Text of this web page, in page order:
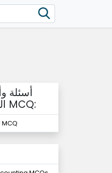
المحاسبة الإدارية MCQ:
أسئلة وأجوبة في الاقتصاد MCQ